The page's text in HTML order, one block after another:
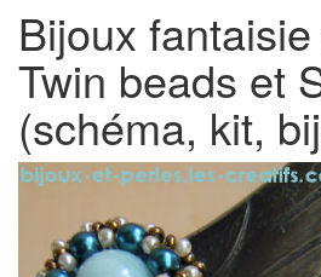
Bijoux
Twin beads et
(schéma, kit,